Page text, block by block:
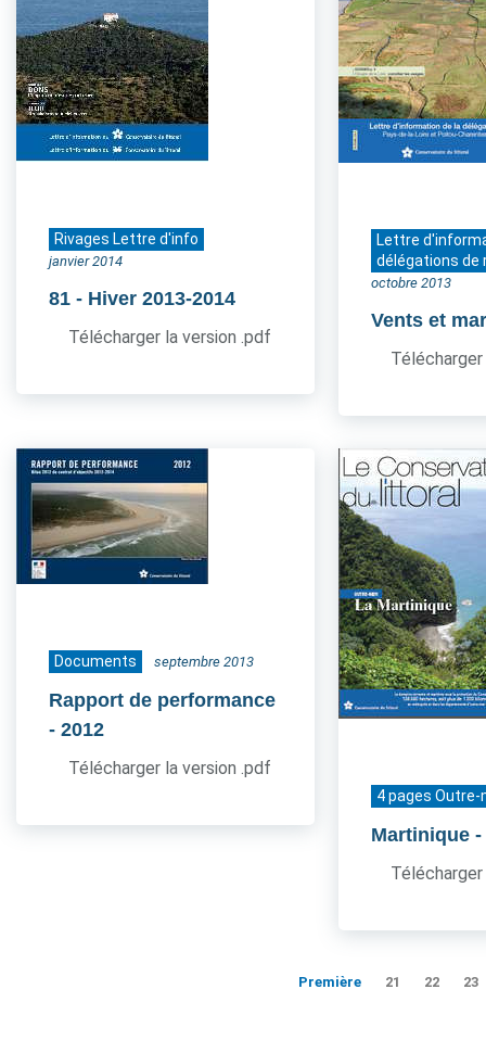
Rivages Lettre d'info
janvier 2014
81 - Hiver 2013-2014
Télécharger la version .pdf
Lettre
délégations de
octobre 2013
Vents et
Documents septembre 2013
Rapport de performance
- 2012
Télécharger la version .pdf
4 pages Outre-
Martinique -
Première 21 22 23